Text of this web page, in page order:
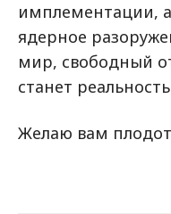
имплементации,
ядерное
мир, свободный
станет
Желаю вам